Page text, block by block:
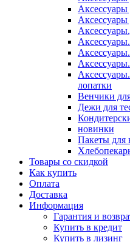
Аксессуары
Аксессуары
лопатки
Венчики
Дежи для
новинки
Пакеты для
Товары со скидкой
Как купить
Оплата
Доставка
Информация
Гарантия и
Купить в кредит
Купить в лизинг